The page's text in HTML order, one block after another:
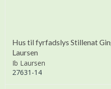
Hus til fyrfadslys Stillenat
Laursen
Ib Laursen
27631-14